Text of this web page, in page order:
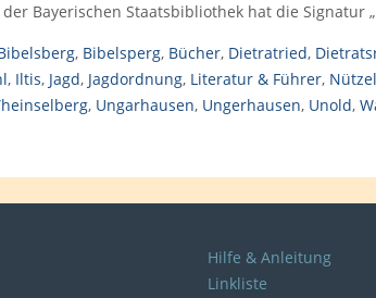
Bayerischen Staatsbibliothek hat die Signatur
, Bibelsperg, Bücher, Dietratried,
, Iltis, Jagd, Jagdordnung, Literatur & Führer, Nützel
, Ungarhausen, Ungerhausen, Unold,
Hilfe & Anleitung
Linkliste